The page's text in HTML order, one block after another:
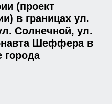
(проект
в границах ул.
Солнечной, ул.
Шеффера в
города